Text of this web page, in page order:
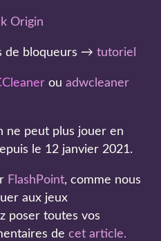
Origin
de bloqueurs → tutoriel
ou adwcleaner
ne peut plus jouer en
le 12 janvier 2021.
FlashPoint, comme nous
aux jeux
poser toutes vos
de cet article.